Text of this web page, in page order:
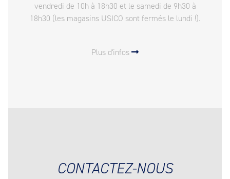
vendredi de 10h à 18h30 et le samedi de 9h30 à
18h30 (les magasins USICO sont fermés le lundi !).
Plus d'infos
CONTACTEZ-NOUS